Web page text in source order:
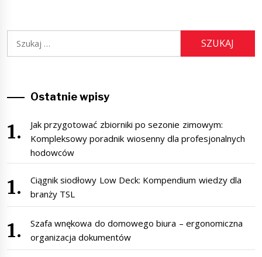
Ostatnie wpisy
Jak przygotować zbiorniki po sezonie zimowym:
Kompleksowy poradnik wiosenny dla profesjonalnych
hodowców
Ciągnik siodłowy Low Deck: Kompendium wiedzy dla
branży TSL
Szafa wnękowa do domowego biura – ergonomiczna
organizacja dokumentów